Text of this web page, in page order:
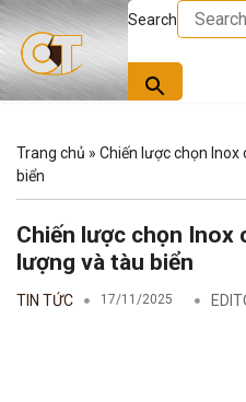
Search
Trang chủ » Chiến lược chọn
biển
Chiến lược chọn Inox
lượng và tàu biển
TIN TỨC 17/11/2025